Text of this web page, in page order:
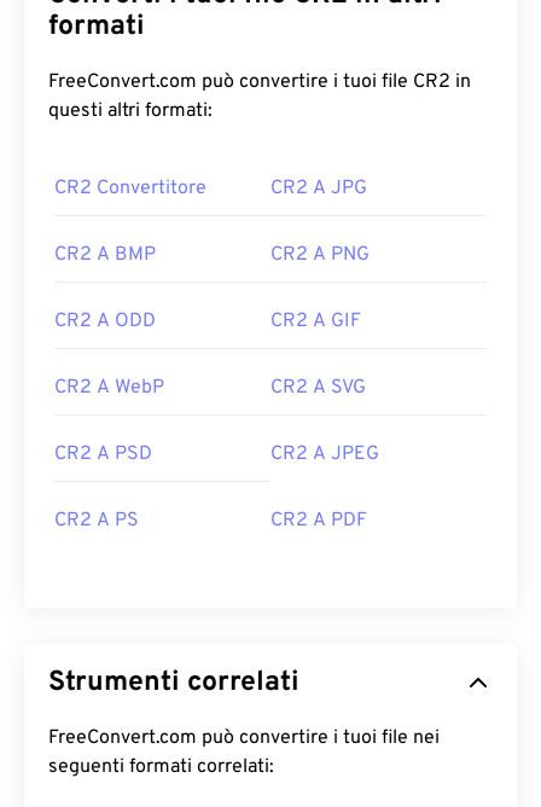
formati
FreeConvert.com può convertire i tuoi file CR2 in
questi altri formati:
CR2 Convertitore CR2 A JPG
CR2 A BMP CR2 A PNG
CR2 A ODD CR2 A GIF
CR2 A WebP CR2 A SVG
CR2 A PSD CR2 A JPEG
CR2 A PS CR2 A PDF
Strumenti correlati
FreeConvert.com può convertire i tuoi file nei
seguenti formati correlati: